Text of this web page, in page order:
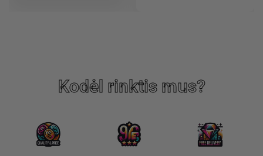
Kodėl rinktis mus?